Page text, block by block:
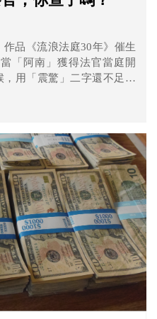
品《流浪法庭30年》催生
「阿南」獲得法官當庭開
用「震驚」二字還不足以